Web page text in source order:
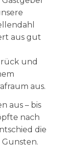
aus gut
und
aus.
aus – bis
nach
die